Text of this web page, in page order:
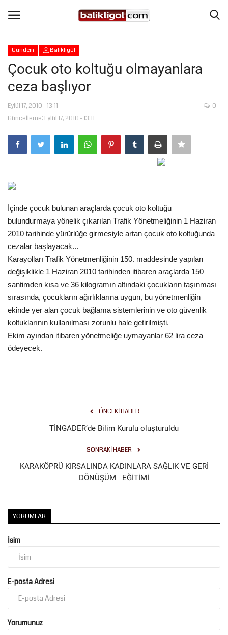
Giriş Yap
Anasayfa
Köşe Yazıları
Magazin
Spor
Gündem
Tekno Bilim
Ekonomi
Siyaset
Galeriler
Gündem Balıklıgöl
Çocuk oto koltuğu olmayanlara
ceza başlıyor
Eylül 17, 2010 - 13:11
Güncelleme: Eylül 17, 2010 - 13:11
0
İçinde çocuk bulunan araçlarda çocuk oto koltuğu
bulundurmaya yönelik çıkarılan Trafik Yönetmeliğinin 1 Haziran
2010 tarihinde yürürlüğe girmesiyle artan çocuk oto koltuğunda
cezalar başlayacak...
Karayolları Trafik Yönetmenliğinin 150. maddesinde yapılan
değişiklikle 1 Haziran 2010 tarihinden itibaren araçlarda 150
santimden kısa ve 36 kilogramın altındaki çocukların taşınması
sırasında, çocukların ağırlıklarına uygun, bu yönetmenliğin
ekinde yer alan çocuk bağlama sistemlerinin ve oto güvenlik
koltuklarının kullanılması zorunlu hale getirilmişti.
Ekim ayından itibaren yönetmeliğe uymayanlar 62 lira ceza
ödeyecek.
ÖNCEKI HABER
TİNGADER’de Bilim Kurulu oluşturuldu
SONRAKI HABER
KARAKÖPRÜ KIRSALINDA KADINLARA SAĞLIK VE GERİ
DÖNÜŞÜM EĞİTİMİ
YORUMLAR
İsim
E-posta Adresi
Yorumunuz